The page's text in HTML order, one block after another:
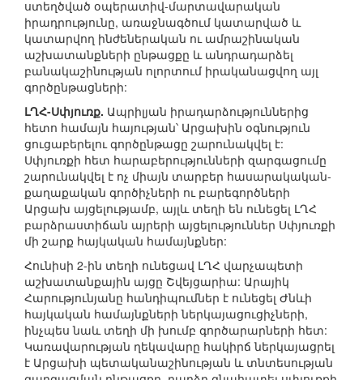
ստեղծված օպերատիվ-մարտավարական
իրադրությունը, առաջնագծում կատարված և
կատարվող ինժեներական ու ամրաշինական
աշխատանքների ընթացքը և անդրադարձել
բանակաշինության ոլորտում իրականացվող այլ
գործընթացների:
ԼՂՀ-Սփյուռք. Ապրիլյան իրադարձություններից
հետո համայն հայության՝ Արցախին օգնություն
ցուցաբերելու գործընթացը շարունակվել է:
Սփյուռքի հետ հարաբերությունների զարգացումը
շարունակվել է ոչ միայն տարբեր հասարակական-
քաղաքական գործիչների ու բարեգործների
Արցախ այցելությամբ, այլև տեղի են ունեցել ԼՂՀ
բարձրաստիճան այրերի այցելություններ Սփյուռքի
մի շարք հայկական համայնքներ:
Հունիսի 2-ին տեղի ունեցավ ԼՂՀ վարչապետի
աշխատանքային այցը Շվեյցարիա: Արայիկ
Հարությունյանը հանդիպումներ է ունեցել Ժնևի
հայկական համայնքների ներկայացուցիչների,
ինչպես նաև տեղի մի խումբ գործարարների հետ:
Կառավարության ղեկավարը հակիրճ ներկայացրել
է Արցախի պետականաշինության և տնտեսության